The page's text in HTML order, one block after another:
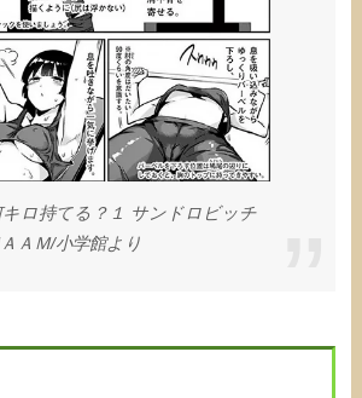
キロ持てる？１ サンドロビッチ
ＡＭ/小学館より